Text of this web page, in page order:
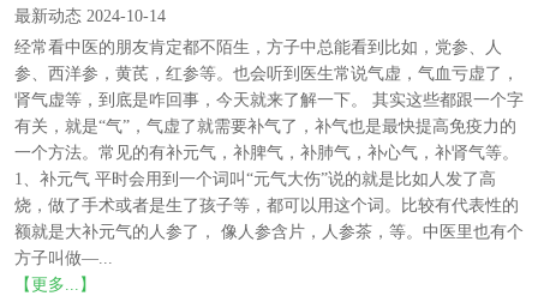
最新动态 2024-10-14
经常看中医的朋友肯定都不陌生，方子中总能看到比如，党参、人
参、西洋参，黄芪，红参等。也会听到医生常说气虚，气血亏虚了，
肾气虚等，到底是咋回事，今天就来了解一下。 其实这些都跟一个字
有关，就是“气”，气虚了就需要补气了，补气也是最快提高免疫力的
一个方法。常见的有补元气，补脾气，补肺气，补心气，补肾气等。
1、补元气 平时会用到一个词叫“元气大伤”说的就是比如人发了高
烧，做了手术或者是生了孩子等，都可以用这个词。比较有代表性的
额就是大补元气的人参了， 像人参含片，人参茶，等。中医里也有个
方子叫做—...
【更多...】